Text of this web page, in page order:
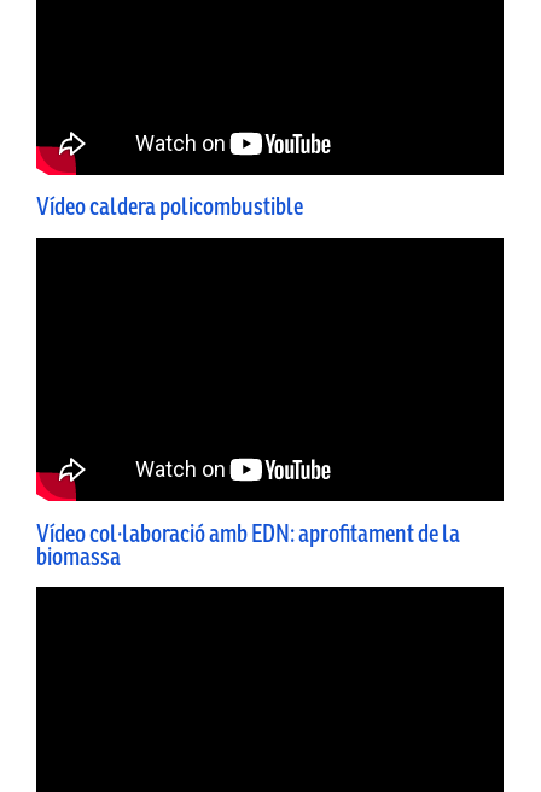
Vídeo caldera policombustible
Vídeo col·laboració amb EDN: aprofitament de la
biomassa